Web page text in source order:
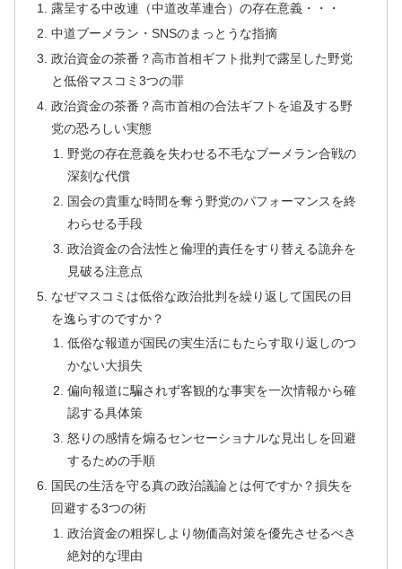
露呈する中改連（中道改革連合）の存在意義・・・
中道ブーメラン・SNSのまっとうな指摘
政治資金の茶番？高市首相ギフト批判で露呈した野党
と低俗マスコミ3つの罪
政治資金の茶番？高市首相の合法ギフトを追及する野
党の恐ろしい実態
野党の存在意義を失わせる不毛なブーメラン合戦の
深刻な代償
国会の貴重な時間を奪う野党のパフォーマンスを終
わらせる手段
政治資金の合法性と倫理的責任をすり替える詭弁を
見破る注意点
なぜマスコミは低俗な政治批判を繰り返して国民の目
を逸らすのですか？
低俗な報道が国民の実生活にもたらす取り返しのつ
かない大損失
偏向報道に騙されず客観的な事実を一次情報から確
認する具体策
怒りの感情を煽るセンセーショナルな見出しを回避
するための手順
国民の生活を守る真の政治議論とは何ですか？損失を
回避する3つの術
政治資金の粗探しより物価高対策を優先させるべき
絶対的な理由